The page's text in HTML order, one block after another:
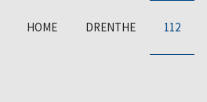
HOME DRENTHE 112